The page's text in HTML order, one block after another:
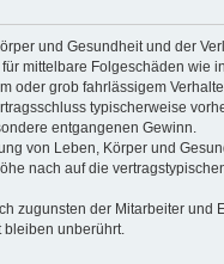
und Gesundheit und der
mittelbare Folgeschäden wie
oder grob fahrlässigem
typischerweise
entgangenen Gewinn.
von Leben, Körper und
nach auf die
zugunsten der Mitarbeiter und
unberührt.